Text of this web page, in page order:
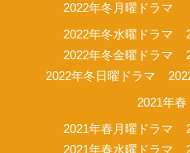
2022年冬月曜ドラマ
2022年冬水曜ドラマ
2022年冬金曜ドラマ
2022年冬日曜ドラマ
2021年春
2021年春月曜ドラマ
2021年春水曜ドラマ